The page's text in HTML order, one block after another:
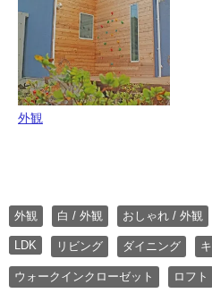
外観
外観 白 / 外観 おしゃれ / 外観
LDK リビング ダイニング
ウォークインクローゼット ロフト